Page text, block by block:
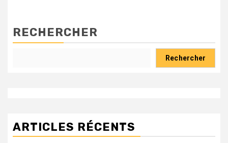
RECHERCHER
Rechercher
ARTICLES RÉCENTS